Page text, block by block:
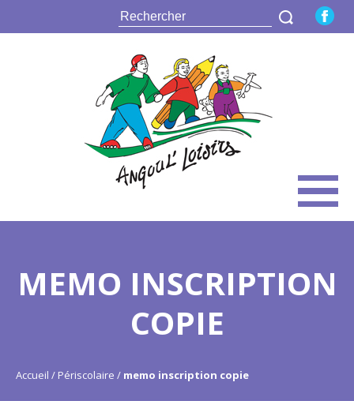
MEMO INSCRIPTION
COPIE
Accueil Périscolaire memo inscription copie